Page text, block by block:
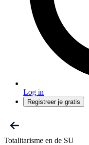
Log in
Registreer je gratis
Totalitarisme en de SU